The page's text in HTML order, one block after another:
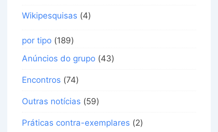
Wikipesquisas (4)
por tipo (189)
Anúncios do grupo (43)
Encontros (74)
Outras notícias (59)
Práticas contra-exemplares (2)